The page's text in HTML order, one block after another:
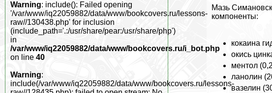
Мазь
компоненты:
кокаина
окись
ментол
ланолин
вазелин
Warning: include(): Failed opening
'/var/www/iq22059882/data/www/bookcovers.ru/lessons-
raw//130438.php' for inclusion
(include_path='.:/usr/share/pear:/usr/share/php')
in
/var/www/iq22059882/data/www/bookcovers.ru/i_bot.php
on line 40
Warning:
include(/var/www/iq22059882/data/www/bookcovers.ru/lessons-